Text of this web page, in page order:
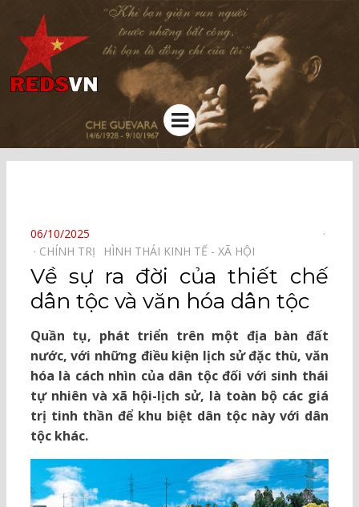
Kênh chia sẻ tri thức cộng đồng
Menu
POSTED
ON
06/10/2025
CHÍNH TRỊ⠀
HÌNH THÁI KINH TẾ - XÃ HỘI⠀
Về sự ra đời của thiết chế
dân tộc và văn hóa dân tộc
Quần tụ, phát triển trên một địa bàn đất
nước, với những điều kiện lịch sử đặc thù, văn
hóa là cách nhìn của dân tộc đối với sinh thái
tự nhiên và xã hội-lịch sử, là toàn bộ các giá
trị tinh thần để khu biệt dân tộc này với dân
tộc khác.